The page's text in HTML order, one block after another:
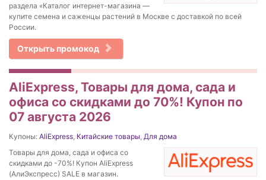
раздела «Каталог интернет-магазина —
купите семена и саженцы растений в Москве с доставкой по всей
России.
Открыть промокод
AliExpress, Товары для дома, сада и
офиса со скидками до 70%! Купон по
07 августа 2026
Купоны: AliExpress, Китайские товары, Для дома
Товары для дома, сада и офиса со
скидками до -70%! Купон AliExpress
(АлиЭкспресс) SALE в магазин.